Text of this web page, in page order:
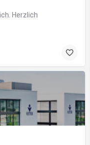
Herzlich